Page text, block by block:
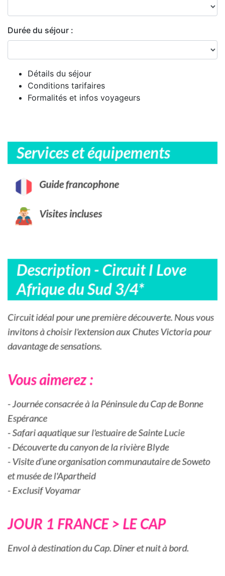
Durée du séjour :
Détails du séjour
Conditions tarifaires
Formalités et infos voyageurs